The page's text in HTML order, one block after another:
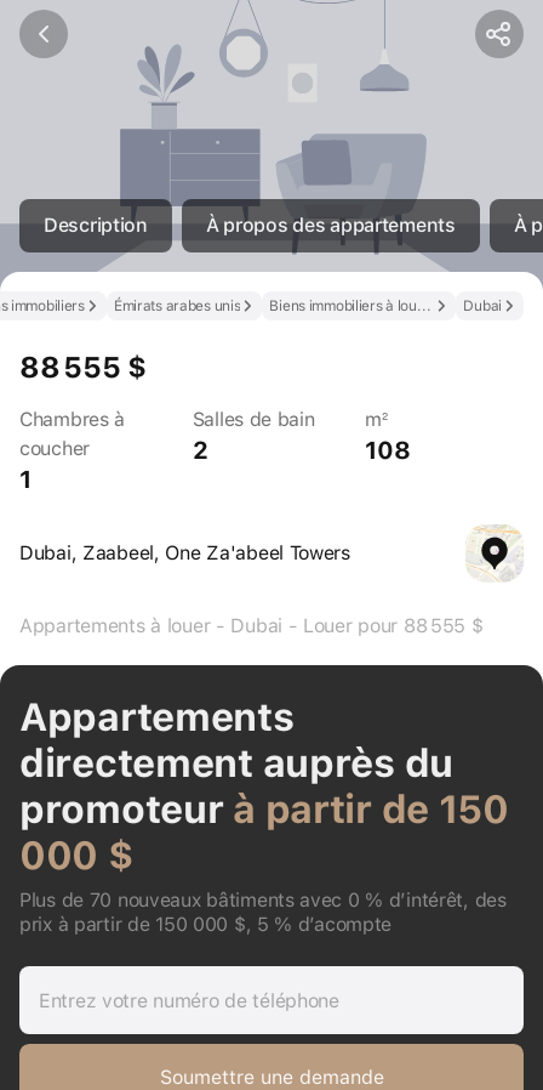
Description À propos des appartements À
Dubai
Biens immobiliers à louer aux Émirats arabes unis
Émirats arabes unis
immobiliers
88 555 $
Chambres à
coucher
1
Salles de bain
2
m²
108
Dubai, Zaabeel, One Za'abeel Towers
Appartements à louer - Dubai - Louer pour 88 555 $
Appartements
directement auprès du
promoteur à partir de 150
000 $
Plus de 70 nouveaux bâtiments avec 0 % d’intérêt, des
prix à partir de 150 000 $, 5 % d’acompte
Entrez votre numéro de téléphone
Soumettre une demande